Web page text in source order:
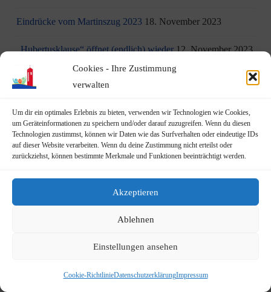
Cookies - Ihre Zustimmung
verwalten
Um dir ein optimales Erlebnis zu bieten, verwenden wir Technologien wie Cookies,
um Geräteinformationen zu speichern und/oder darauf zuzugreifen. Wenn du diesen
Technologien zustimmst, können wir Daten wie das Surfverhalten oder eindeutige IDs
auf dieser Website verarbeiten. Wenn du deine Zustimmung nicht erteilst oder
zurückziehst, können bestimmte Merkmale und Funktionen beeinträchtigt werden.
Akzeptieren
Ablehnen
Einstellungen ansehen
Cookie-RichtlinieDatenschutzerklärungImpressum
Eindrücke vom Martinszug 2023 18. November 2023
„Hubertusklause“ öffnet (endlich) wieder 12. November 2023
Malwettbewerb für Kinder
JUgendZEntrum Haus Michael 9. November 2023
DRK Blutspende am Mittwoch, den 22.11.2023 in Vilich
(Haus der Begegnung St. Peter Vilich) 8. November 2023
3. November 2023
19.10.2023: Rundgang durch Geislar mit Vertretern der FDP
Vertreter:innen der FDP (Kreisverband Bonn)